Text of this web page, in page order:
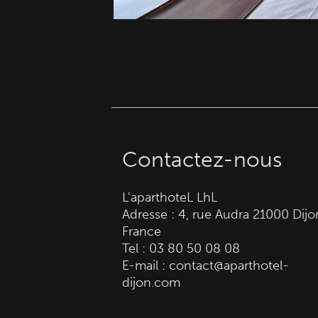
Contactez-nous
L'aparthoteL LhL
Adresse :4, rue Audra 21000
France
Tel : 03 80 50 08 08
E-mail :contact@aparthotel-
dijon.com